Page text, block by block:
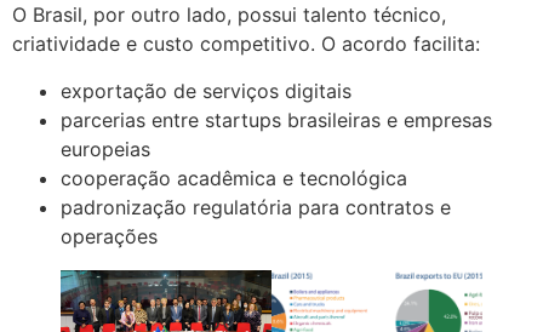
O Brasil, por outro lado, possui talento técnico,
criatividade e custo competitivo. O acordo facilita:
exportação de serviços digitais
parcerias entre startups brasileiras e empresas
europeias
cooperação acadêmica e tecnológica
padronização regulatória para contratos e
operações